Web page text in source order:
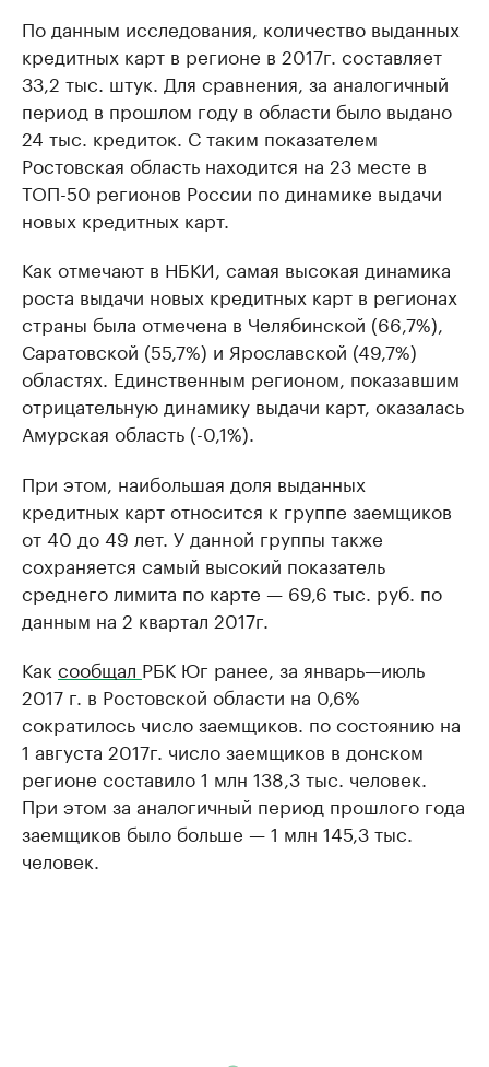
По данным исследования, количество выданных
кредитных карт в регионе в 2017г. составляет
33,2 тыс. штук. Для сравнения, за аналогичный
период в прошлом году в области было выдано
24 тыс. кредиток. С таким показателем
Ростовская область находится на 23 месте в
ТОП-50 регионов России по динамике выдачи
новых кредитных карт.
Как отмечают в НБКИ, самая высокая динамика
роста выдачи новых кредитных карт в регионах
страны была отмечена в Челябинской (66,7%),
Саратовской (55,7%) и Ярославской (49,7%)
областях. Единственным регионом, показавшим
отрицательную динамику выдачи карт, оказалась
Амурская область (-0,1%).
При этом, наибольшая доля выданных
кредитных карт относится к группе заемщиков
от 40 до 49 лет. У данной группы также
сохраняется самый высокий показатель
среднего лимита по карте — 69,6 тыс. руб. по
данным на 2 квартал 2017г.
Как сообщал РБК Юг ранее, за январь—июль
2017 г. в Ростовской области на 0,6%
сократилось число заемщиков. по состоянию на
1 августа 2017г. число заемщиков в донском
регионе составило 1 млн 138,3 тыс. человек.
При этом за аналогичный период прошлого года
заемщиков было больше — 1 млн 145,3 тыс.
человек.